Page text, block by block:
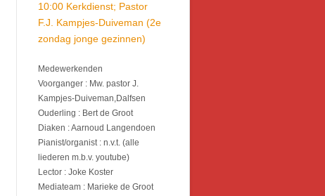
10:00 Kerkdienst; Pastor
F.J. Kampjes-Duiveman (2e
zondag jonge gezinnen)
Medewerkenden
Voorganger : Mw. pastor J.
Kampjes-Duiveman,Dalfsen
Ouderling : Bert de Groot
Diaken : Aarnoud Langendoen
Pianist/organist : n.v.t. (alle
liederen m.b.v. youtube)
Lector : Joke Koster
Mediateam : Marieke de Groot